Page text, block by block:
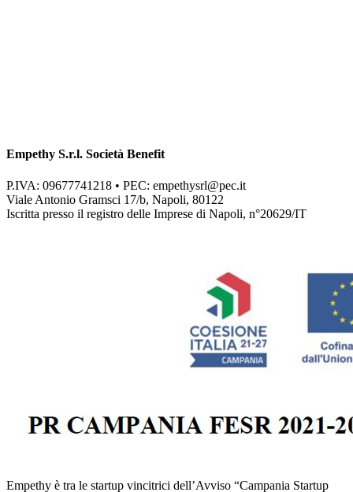
Empethy S.r.l. Società Benefit
P.IVA: 09677741218 • PEC: empethysrl@pec.it
Viale Antonio Gramsci 17/b, Napoli, 80122
Iscritta presso il registro delle Imprese di Napoli, n°20629/IT
Empethy è tra le startup vincitrici dell’Avviso “Campania Startup